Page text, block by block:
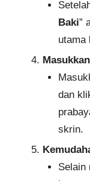
Baki”
utama
dan
skrin.
Selain